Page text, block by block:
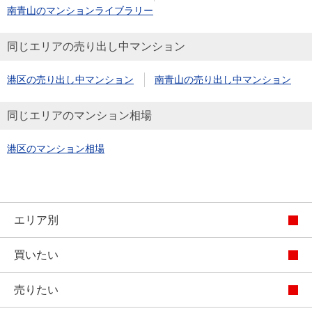
南青山のマンションライブラリー
同じエリアの売り出し中マンション
港区の売り出し中マンション 南青山の売り出し中マンション
同じエリアのマンション相場
港区のマンション相場
エリア別
買いたい
売りたい